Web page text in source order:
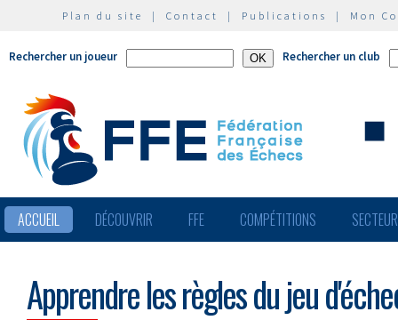
Plan du site | Contact | Publications | Mon
Rechercher un joueur Rechercher un club
ACCUEIL DÉCOUVRIR FFE COMPÉTITIONS
Apprendre les règles du jeu